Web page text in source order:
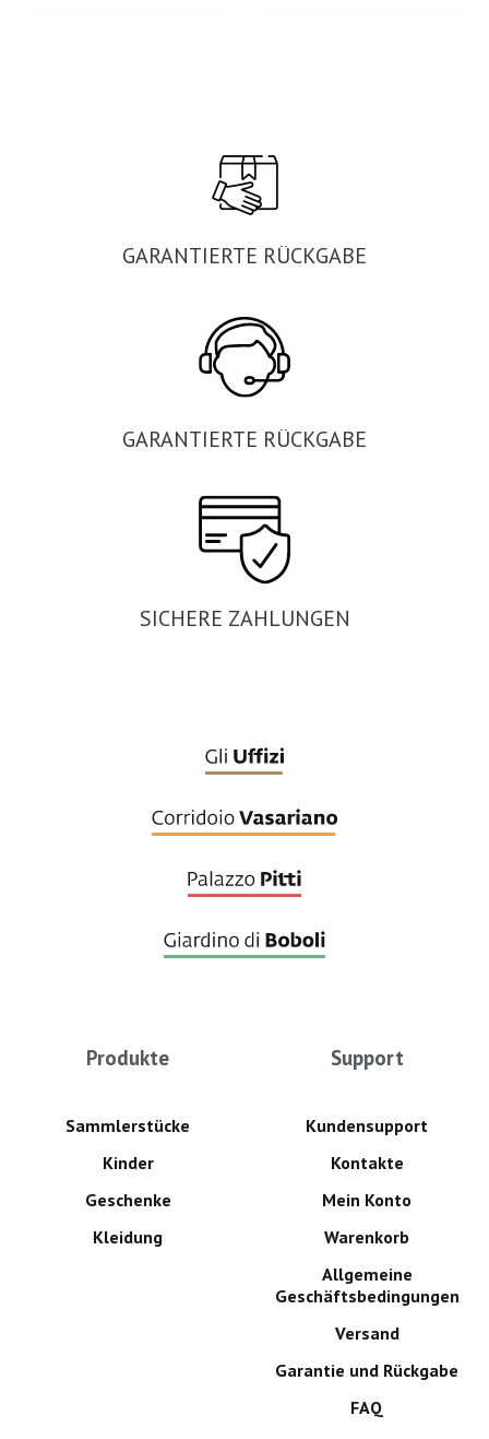
GARANTIERTE RÜCKGABE
GARANTIERTE RÜCKGABE
SICHERE ZAHLUNGEN
Produkte
Sammlerstücke
Kinder
Geschenke
Kleidung
Support
Kundensupport
Kontakte
Mein Konto
Warenkorb
Allgemeine
Geschäftsbedingungen
Versand
Garantie und Rückgabe
FAQ